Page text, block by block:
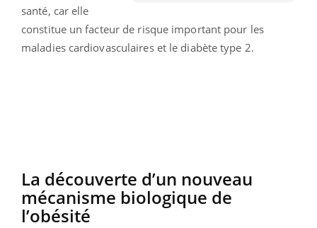
santé, car elle
constitue un facteur de risque important pour les
maladies cardiovasculaires et le diabète type 2.
La découverte d’un nouveau
mécanisme biologique de
l’obésité